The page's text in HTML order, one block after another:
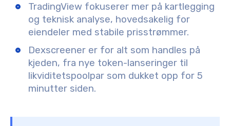
TradingView fokuserer mer på kartlegging
og teknisk analyse, hovedsakelig for
eiendeler med stabile prisstrømmer.
Dexscreener er for alt som handles på
kjeden, fra nye token-lanseringer til
likviditetspoolpar som dukket opp for 5
minutter siden.